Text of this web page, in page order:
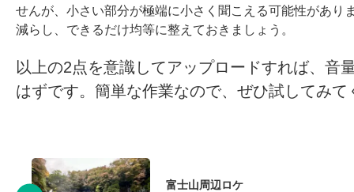
せんが、小さい部分が極端に小さく聞こえる可能性があり
減らし、できるだけ均等に整えておきましょう。
以上の2点を意識してアップロードすれば、音
はずです。簡単な作業なので、ぜひ試してみて
富士山周辺ロケ